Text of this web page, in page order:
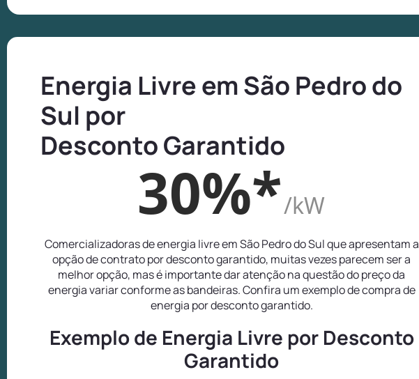
Energia Livre em São Pedro do
Sul por
Desconto Garantido
30%*/kW
Comercializadoras de energia livre em São Pedro do Sul que apresentam a
opção de contrato por desconto garantido, muitas vezes parecem ser a
melhor opção, mas é importante dar atenção na questão do preço da
energia variar conforme as bandeiras. Confira um exemplo de compra de
energia por desconto garantido.
Exemplo de Energia Livre por Desconto
Garantido